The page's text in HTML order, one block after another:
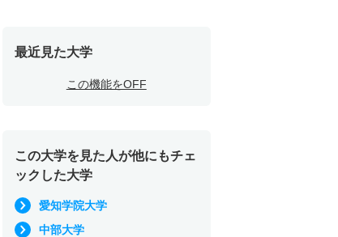
最近見た大学
この機能をOFF
この大学を見た人が他にもチェ
ックした大学
愛知学院大学
中部大学